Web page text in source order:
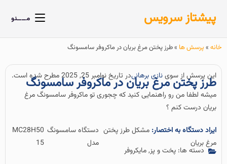
پیشتاز سرویس مــــنو
خانه » پرسش ها »طرز پختن مرغ بریان در ماکروفر سامسونگ
این پرسش از سوینازی برهانیدر تاریخ نوامبر 25, 2025 مطرح شده است.
طرز پختن مرغ بریان در ماکروفر سامسونگ
میشه لطفا من رو راهنمایی کنید که چجوری تو ماکروفر سامسونگ مرغ
بریان درست کنم ؟
ایراد دستگاه به اختصار: مشکل طرز پختن
مرغ بریان
دستگاه سامسونگ
مدل
MC28H50
15
دسته ها: پخت و پز,مایکروفر